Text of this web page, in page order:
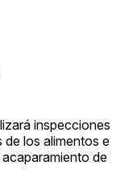
inspecciones
los alimentos e
de